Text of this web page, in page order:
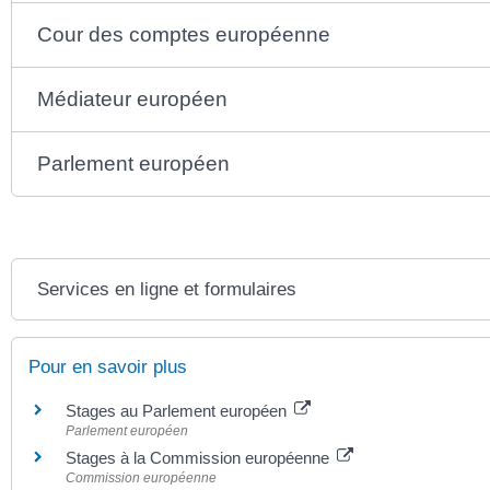
Cour des comptes européenne
Médiateur européen
Parlement européen
Services en ligne et formulaires
Pour en savoir plus
Stages au Parlement européen
Parlement européen
Stages à la Commission européenne
Commission européenne